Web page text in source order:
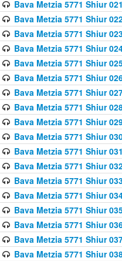
Bava Metzia 5771 Shiur
Bava Metzia 5771 Shiur
Bava Metzia 5771 Shiur
Bava Metzia 5771 Shiur
Bava Metzia 5771 Shiur
Bava Metzia 5771 Shiur
Bava Metzia 5771 Shiur
Bava Metzia 5771 Shiur
Bava Metzia 5771 Shiur
Bava Metzia 5771 Shiur
Bava Metzia 5771 Shiur
Bava Metzia 5771 Shiur
Bava Metzia 5771 Shiur
Bava Metzia 5771 Shiur
Bava Metzia 5771 Shiur
Bava Metzia 5771 Shiur
Bava Metzia 5771 Shiur
Bava Metzia 5771 Shiur